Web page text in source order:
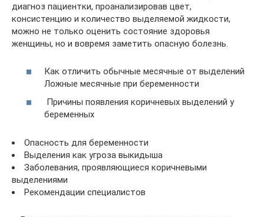
диагноз пациентки, проанализировав цвет,
консистенцию и количество выделяемой жидкости,
можно не только оценить состояние здоровья
женщины, но и вовремя заметить опасную болезнь.
Как отличить обычные месячные от выделений
Ложные месячные при беременности
Причины появления коричневых выделений у
беременных
Опасность для беременности
Выделения как угроза выкидыша
Заболевания, проявляющиеся коричневыми
выделениями
Рекомендации специалистов